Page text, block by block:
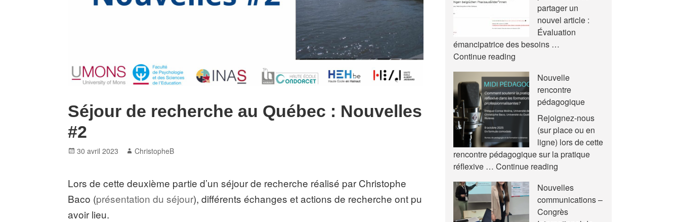
Séjour de recherche au Québec : Nouvelles
#2
Posted
30 avril 2023 Author
ChristopheB
Lors de cette deuxième partie d’un séjour de recherche réalisé par Christophe
Baco (présentation du séjour), différents échanges et actions de recherche ont pu
avoir lieu.
partager un
nouvel article :
Évaluation
émancipatrice des besoins …
Continue reading
Nouvelle
rencontre
pédagogique
Rejoignez-nous
(sur place ou en
ligne) lors de cette
rencontre pédagogique sur la pratique
réflexive …Continue reading
pédagogique
Nouvelles
communications –
Congrès